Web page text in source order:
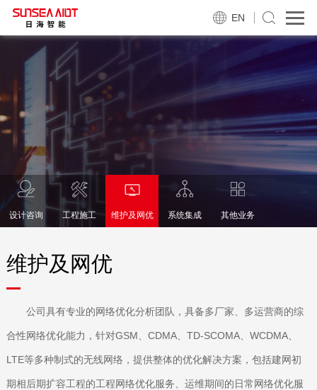
EN
设计咨询 工程施工 维护及网优 系统集成 其他业务
维护及网优
公司具有专业的网络优化分析团队，具备多厂家、多运营商的综
合性网络优化能力，针对GSM、CDMA、TD-SCOMA、WCDMA、
LTE等多种制式的无线网络，提供整体的优化解决方案，包括建网初
期相后期扩容工程的工程网络优化服务、运维期间的日常网络优化服